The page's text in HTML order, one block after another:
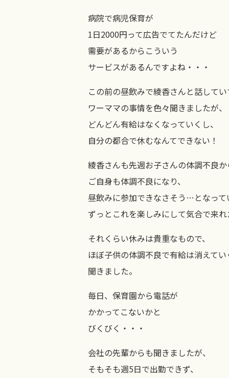
病院で病児保育が
1日2000円って広告でてたんだけど
需要があるからこういう
サービスがあるんですよね・・・
この前の昼飲みで綾香さんと話して
ワーママの事情を色々聞きましたが、
どんどん有給はなくなっていくし、
自分の都合で休むなんてできない！
綾香さんも先週お子さんの体調不良
ご自身も体調不良になり、
昼飲みに参加できなさそう…となって
ずっとこれを楽しみにして気合で来
それくらい休みは貴重なもので、
ほぼ子供の体調不良で有給は消えてい
聞きました。
毎日、保育園から電話が
かかってこないかと
びくびく・・・
会社の先輩からも聞きましたが、
そもそも週5日で出勤できず、